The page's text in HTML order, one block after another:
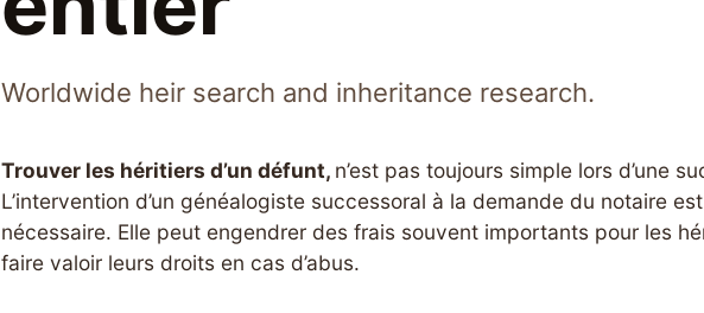
Worldwide heir search and inheritance research.
Trouver les héritiers d’un défunt, n’est pas toujours simple lors d’une
L’intervention d’un généalogiste successoral à la demande du notaire
nécessaire. Elle peut engendrer des frais souvent importants pour les
faire valoir leurs droits en cas d’abus.